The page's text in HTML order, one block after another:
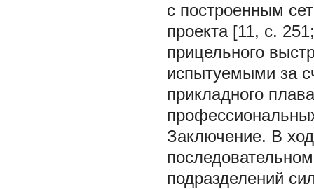
с построенным
проекта [11, с.
прицельного
испытуемыми за
прикладного
Заключение. В
подразделений